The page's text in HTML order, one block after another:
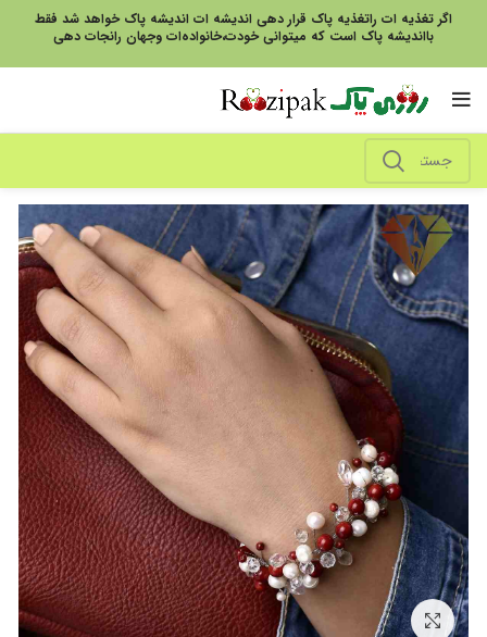
اگر تغذیه ات راتغذیه پاک قرار دهی اندیشه ات اندیشه پاک خواهد شد فقط
بااندیشه پاک است که میتوانی خودت،خانواده‌ات وجهان رانجات دهی
بزرگنمایی تصویر